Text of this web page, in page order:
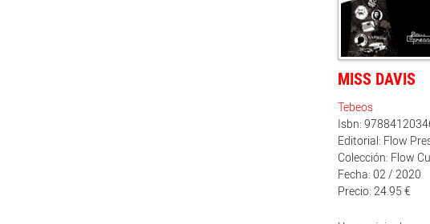
MISS DAVIS
Tebeos
Isbn:
Editorial: Flow
Colección: Flow
Fecha: 02 / 2020
Precio: 24.95 €